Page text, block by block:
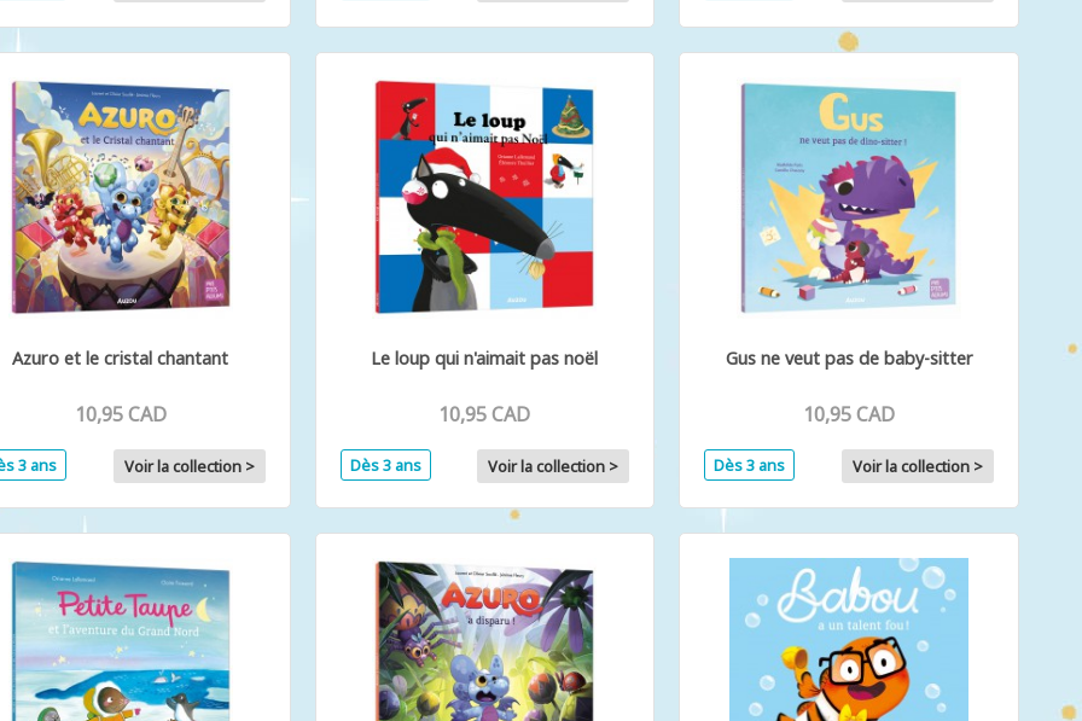
Azuro et le cristal chantant
10,95 CAD
3 ans Voir la collection >
Le loup qui n'aimait pas noël
10,95 CAD
Dès 3 ans Voir la collection >
Gus ne veut pas de baby-sitter
10,95 CAD
Dès 3 ans Voir la collection >